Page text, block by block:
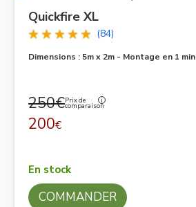
Quickfire XL
(84)
Dimensions : 5m x 2m - Montage en 1 min
250€Prix de
comparaison
200€
En stock
COMMANDER